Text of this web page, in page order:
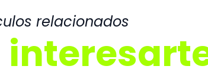
relacionados